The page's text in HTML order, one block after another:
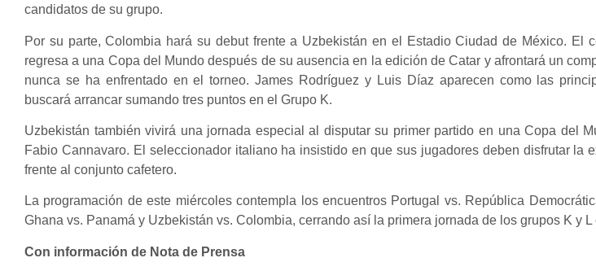
candidatos de su grupo.
Por su parte, Colombia hará su debut frente a Uzbekistán en el Estadio Ciudad de México. El
regresa a una Copa del Mundo después de su ausencia en la edición de Catar y afrontará un
nunca se ha enfrentado en el torneo. James Rodríguez y Luis Díaz aparecen como las
buscará arrancar sumando tres puntos en el Grupo K.
Uzbekistán también vivirá una jornada especial al disputar su primer partido en una Copa del
Fabio Cannavaro. El seleccionador italiano ha insistido en que sus jugadores deben disfrutar la
frente al conjunto cafetero.
La programación de este miércoles contempla los encuentros Portugal vs. República
Ghana vs. Panamá y Uzbekistán vs. Colombia, cerrando así la primera jornada de los grupos K y
Con información de Nota de Prensa